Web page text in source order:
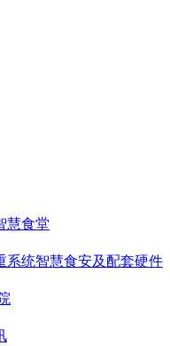
慧食堂
系统智慧食安及配套硬件